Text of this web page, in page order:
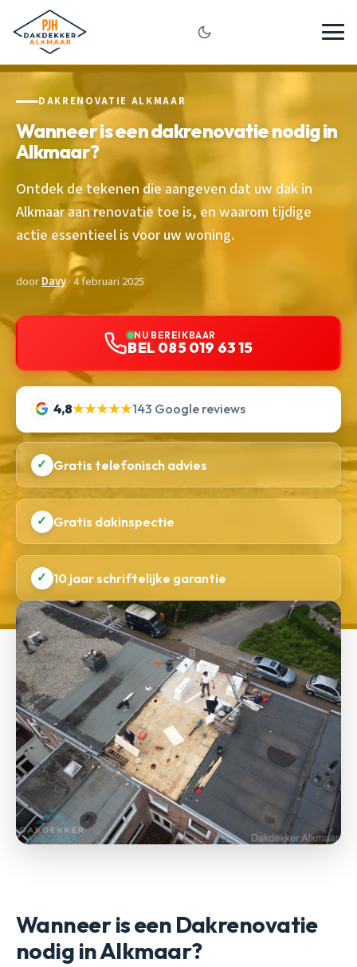
DAKRENOVATIE ALKMAAR
Wanneer is een dakrenovatie nodig in
Alkmaar?
Ontdek de tekenen die aangeven dat uw dak in
Alkmaar aan renovatie toe is, en waarom tijdige
actie essentieel is voor uw woning.
doorDavy· 4 februari 2025
NU BEREIKBAAR
BEL 085 019 63 15
4,8★★★★★143 Google reviews
✓ Gratis telefonisch advies
✓ Gratis dakinspectie
✓ 10 jaar schriftelijke garantie
Wanneer is een Dakrenovatie
nodig in Alkmaar?